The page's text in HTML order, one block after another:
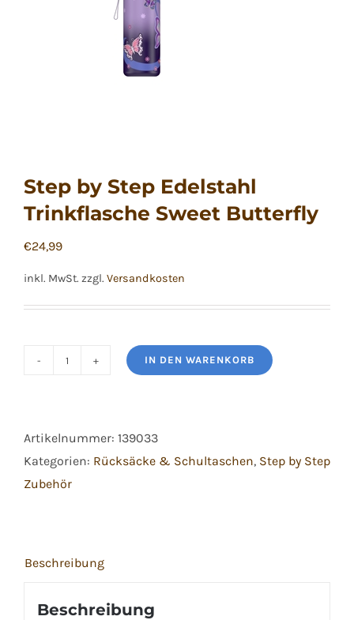
Step by Step Edelstahl
Trinkflasche Sweet Butterfly
€24,99
inkl. MwSt. zzgl. Versandkosten
Edelstahl
Trinkflasche
Sweet
IN DEN WARENKORB
Artikelnummer: 139033
Kategorien: Rücksäcke & Schultaschen, Step by Step
Zubehör
Beschreibung
Beschreibung